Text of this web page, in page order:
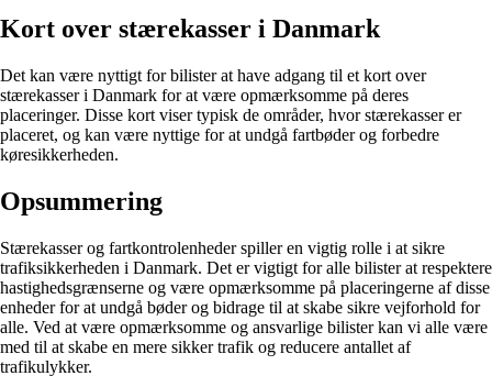
Kort over stærekasser i Danmark
Det kan være nyttigt for bilister at have adgang til et kort over
stærekasser i Danmark for at være opmærksomme på deres
placeringer. Disse kort viser typisk de områder, hvor stærekasser er
placeret, og kan være nyttige for at undgå fartbøder og forbedre
køresikkerheden.
Opsummering
Stærekasser og fartkontrolenheder spiller en vigtig rolle i at sikre
trafiksikkerheden i Danmark. Det er vigtigt for alle bilister at respektere
hastighedsgrænserne og være opmærksomme på placeringerne af disse
enheder for at undgå bøder og bidrage til at skabe sikre vejforhold for
alle. Ved at være opmærksomme og ansvarlige bilister kan vi alle være
med til at skabe en mere sikker trafik og reducere antallet af
trafikulykker.